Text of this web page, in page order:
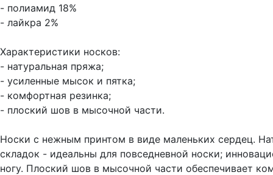
- полиамид 18%
- лайкра 2%
Характеристики носков:
- натуральная пряжа;
- усиленные мысок и пятка;
- комфортная резинка;
- плоский шов в мысочной части.
Носки с нежным принтом в виде маленьких сердец.
складок - идеальны для повседневной носки;
ногу. Плоский шов в мысочной части обеспечивает